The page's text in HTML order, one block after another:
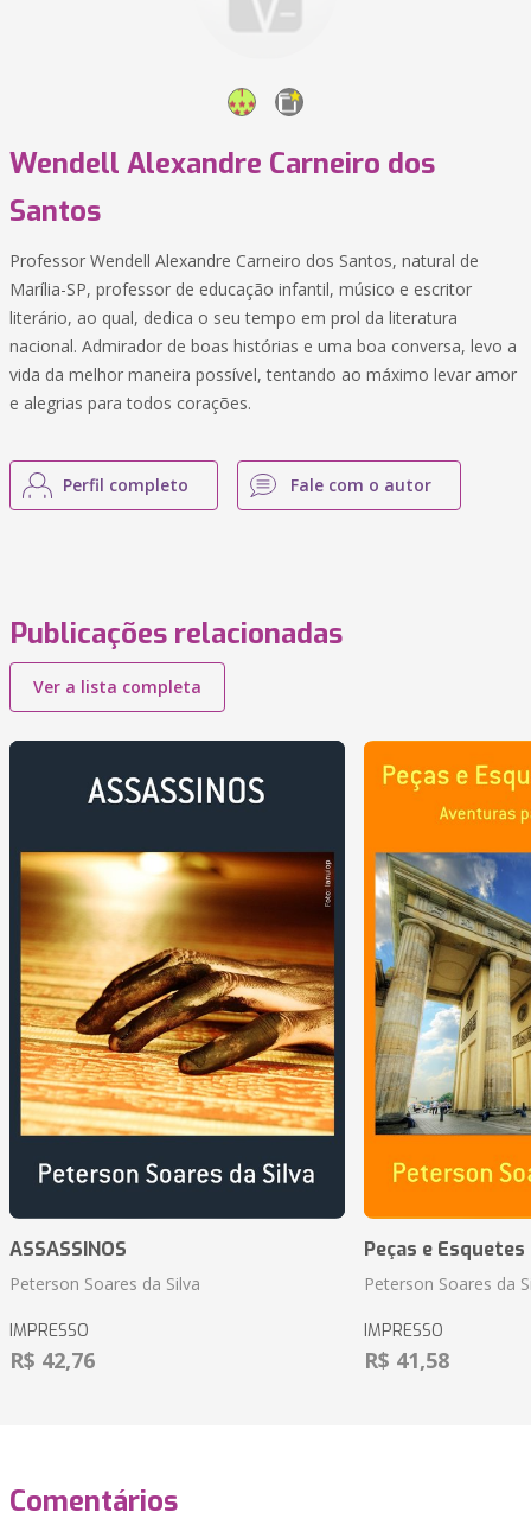
Wendell Alexandre Carneiro dos
Santos
Professor Wendell Alexandre Carneiro dos Santos, natural de
Marília-SP, professor de educação infantil, músico e escritor
literário, ao qual, dedica o seu tempo em prol da literatura
nacional. Admirador de boas histórias e uma boa conversa, levo a
vida da melhor maneira possível, tentando ao máximo levar amor
e alegrias para todos corações.
Perfil completo Fale com o autor
Publicações relacionadas
Ver a lista completa
ASSASSINOS
Peterson Soares da Silva
IMPRESSO
R$ 42,76
Peças e
Peterson Soares da
IMPRESSO
R$ 41,58
Comentários